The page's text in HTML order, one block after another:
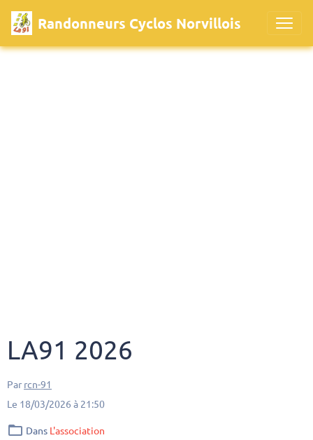
Randonneurs Cyclos Norvillois
LA91 2026
Par rcn-91
Le 18/03/2026 à 21:50
Dans L'association